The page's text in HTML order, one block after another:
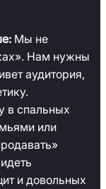
Мы не
Нам нужны
аудитория,
в спальных
или
и довольных